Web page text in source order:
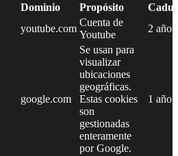
Dominio Propósito
youtube.com
Cuenta de
Youtube
2 años
google.com
Se usan para
visualizar
ubicaciones
geográficas.
Estas cookies
son
gestionadas
enteramente
por Google.
1 año